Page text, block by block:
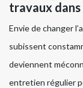
travaux dans
Envie de changer
subissent
deviennent
entretien régulier